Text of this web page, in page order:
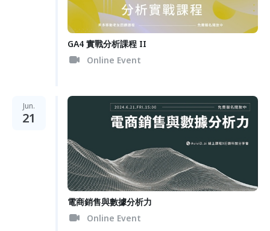
GA4 實戰分析課程 II
Online Event
Jun.
21
電商銷售與數據分析力
Online Event